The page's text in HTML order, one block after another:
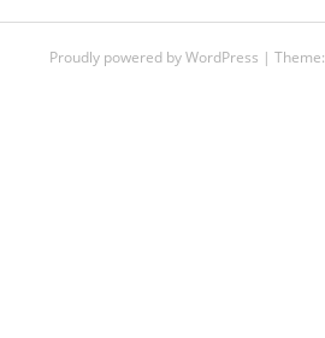
Proudly powered by WordPress | Theme: